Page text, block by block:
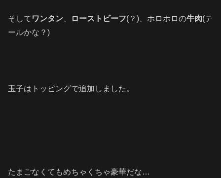
そして ワンタン ローストビーフ(？)、ホロホロの牛肉(テ
ールかな？)
玉子はトッピングで追加しました。
たまごなくてもめちゃくちゃ豪華だな…